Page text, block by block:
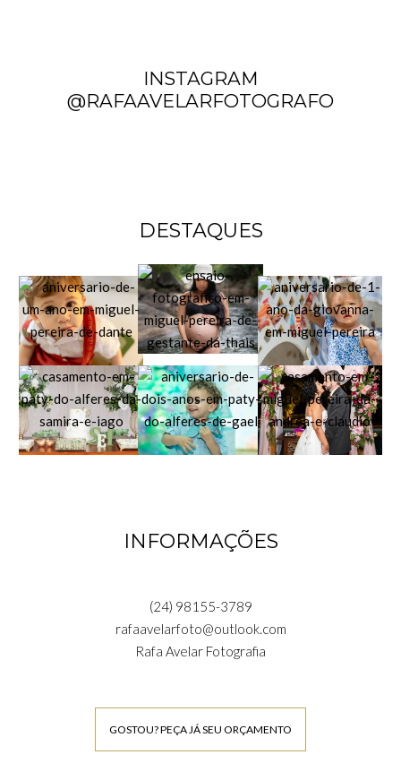
INSTAGRAM
@RAFAAVELARFOTOGRAFO
DESTAQUES
INFORMAÇÕES
(24) 98155-3789
rafaavelarfoto@outlook.com
Rafa Avelar Fotografia
GOSTOU? PEÇA JÁ SEU ORÇAMENTO